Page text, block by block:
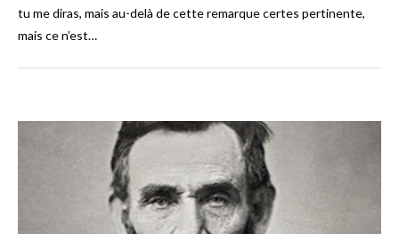
tu me diras, mais au-delà de cette remarque certes pertinente,
mais ce n’est…